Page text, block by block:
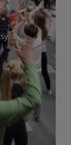
tu
dla
bajek,